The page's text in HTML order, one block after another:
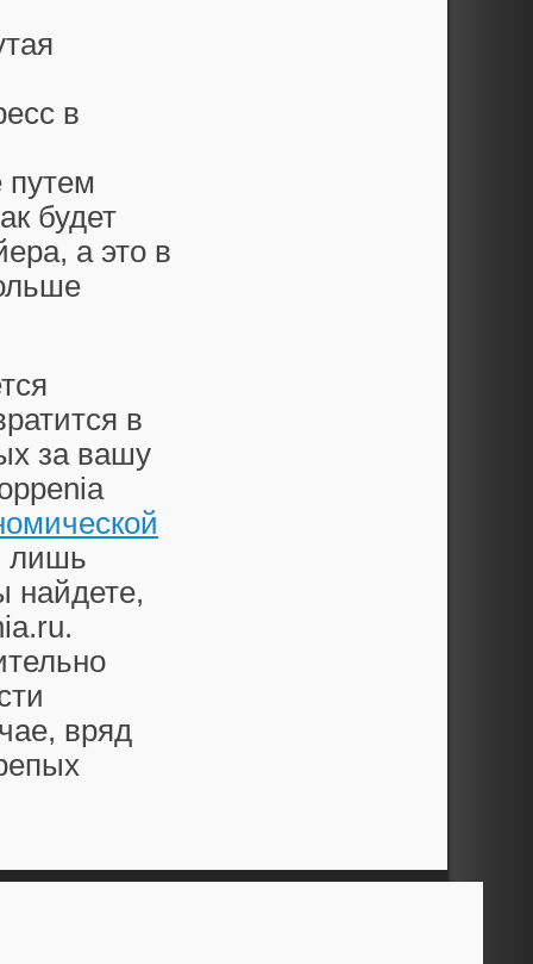
в
путем
будет
а это в
в
за вашу
лишь
найдете,
вряд